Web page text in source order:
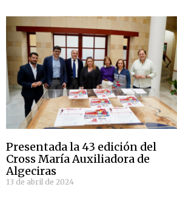
Presentada la 43 edición del
Cross María Auxiliadora de
Algeciras
13 de abril de 2024